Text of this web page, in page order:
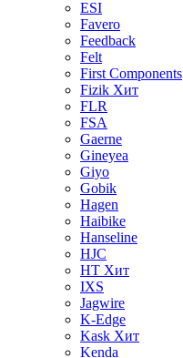
ESI
Favero
Feedback
Felt
First Components
Fizik Хит
FLR
FSA
Gaerne
Gineyea
Giyo
Gobik
Hagen
Haibike
Hanseline
HJC
HT Хит
IXS
Jagwire
K-Edge
Kask Хит
Kenda